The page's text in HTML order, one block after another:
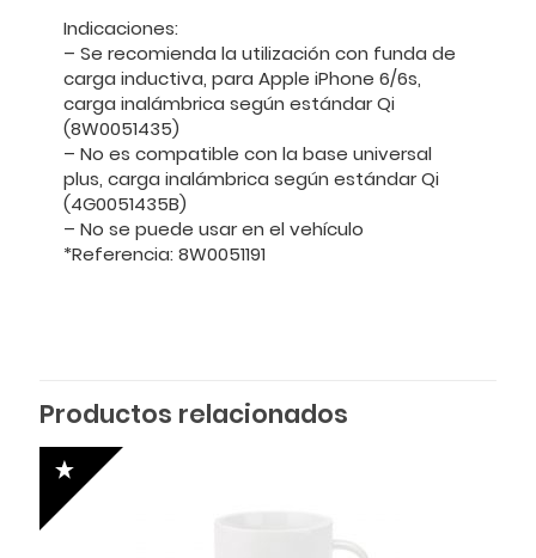
Indicaciones:
– Se recomienda la utilización con funda de
carga inductiva, para Apple iPhone 6/6s,
carga inalámbrica según estándar Qi
(8W0051435)
– No es compatible con la base universal
plus, carga inalámbrica según estándar Qi
(4G0051435B)
– No se puede usar en el vehículo
*Referencia: 8W0051191
Productos relacionados